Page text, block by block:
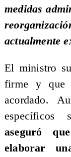
medidas
actualmente
El ministro
firme y que
acordado.
específicos
aseguró
elaborar